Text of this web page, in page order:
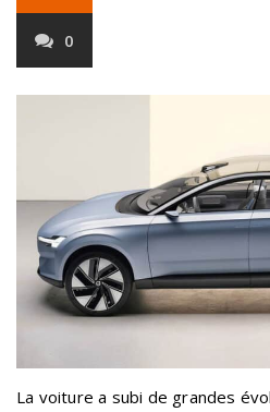
0
La voiture a subi de grandes